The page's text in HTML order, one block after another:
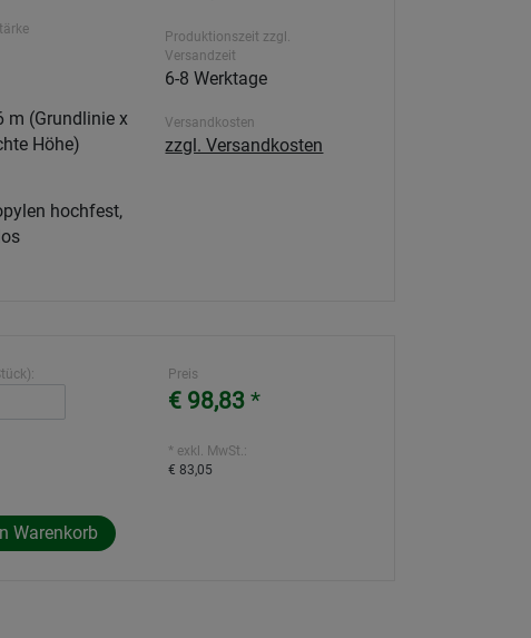
m (Grundlinie x
Höhe)
hochfest,
Produktionszeit zzgl.
Versandzeit
6-8 Werktage
Versandkosten
zzgl. Versandkosten
Preis
€ 98,83 *
* exkl. MwSt.:
€ 83,05